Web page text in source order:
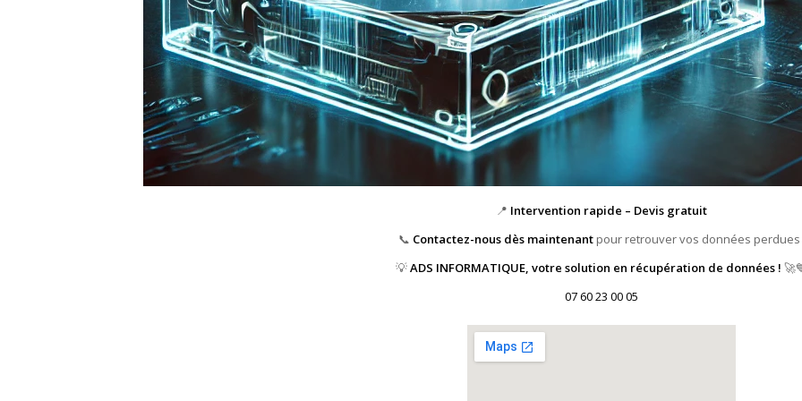
📍 Intervention rapide – Devis gratuit
📞 Contactez-nous dès maintenantpour retrouver vos données perdues
💡ADS INFORMATIQUE, votre solution en récupération de données !
07 60 23 00 05